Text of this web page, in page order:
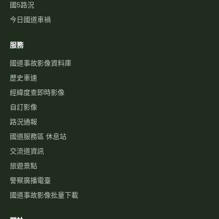
國5路況
今日國道車禍
服務
國道事故影像資料庫
歷史車速
經緯度查即時影像
自訂影像
路況通報
國道服務區 休息站
交流道資訊
旅遊景點
警察廣播電臺
國道事故影像批量下載